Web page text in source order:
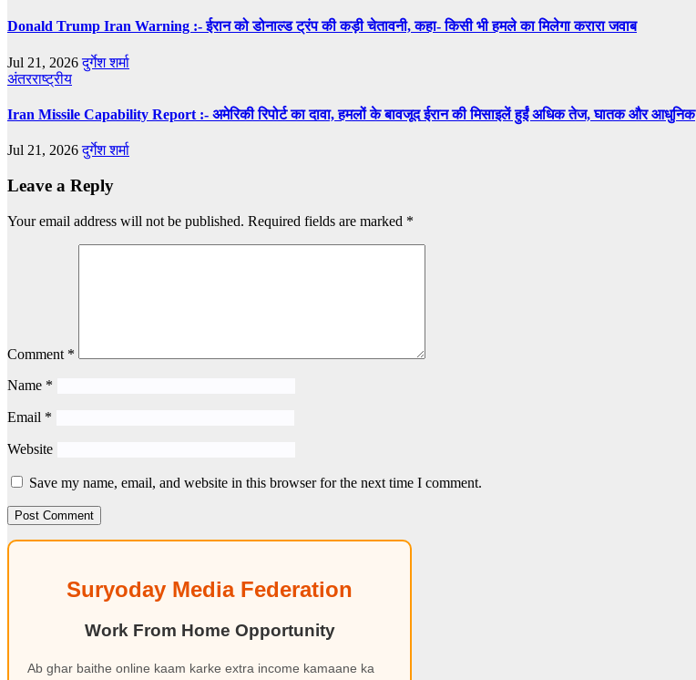
Donald Trump Iran Warning :- ईरान को डोनाल्ड ट्रंप की कड़ी चेतावनी, कहा- किसी भी हमले का मिलेगा करारा जवाब
Jul 21, 2026दुर्गेश शर्मा
अंतरराष्ट्रीय
Iran Missile Capability Report :- अमेरिकी रिपोर्ट का दावा, हमलों के बावजूद ईरान की मिसाइलें हुईं अधिक तेज, घातक और आधुनिक
Jul 21, 2026दुर्गेश शर्मा
Leave a Reply
Your email address will not be published. Required fields are marked *
Comment *
Name *
Email *
Website
Save my name, email, and website in this browser for the next time I comment.
Suryoday Media Federation
Work From Home Opportunity
Ab ghar baithe online kaam karke extra income kamaane ka